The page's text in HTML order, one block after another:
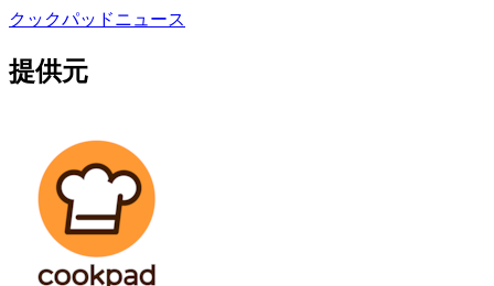
クックパッドニュース
提供元